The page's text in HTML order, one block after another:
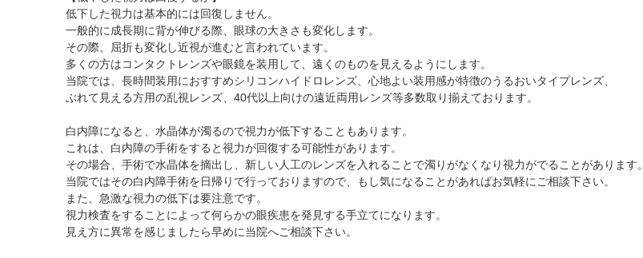
院内の様子・設備
院内の様子
検査･治療･手術機器
当院へお越しになる方へのお願い
診察の流れ
アレルギー性結膜炎
コンタクトレンズ診療
ぶどう膜炎専門治療ページ
網膜・硝子体専門治療を予約
白内障専門治療を予約
白内障手術公開講座を予約
黄斑専門治療を予約
乱視用コンタクト
サークルレンズ
低下した視力は基本的には回復しません。
一般的に成長期に背が伸びる際、眼球の大きさも変化します。
その際、屈折も変化し近視が進むと言われています。
多くの方はコンタクトレンズや眼鏡を装用して、遠くのものを見えるようにします。
当院では、長時間装用におすすめシリコンハイドロレンズ、心地よい装用感が特徴のうるおいタイプレンズ、
ぶれて見える方用の乱視レンズ、40代以上向けの遠近両用レンズ等多数取り揃えております。
白内障になると、水晶体が濁るので視力が低下することもあります。
これは、白内障の手術をすると視力が回復する可能性があります。
その場合、手術で水晶体を摘出し、新しい人工のレンズを入れることで濁りがなくなり視力がでることがあります。
当院ではその白内障手術を日帰りで行っておりますので、もし気になることがあればお気軽にご相談下さい。
また、急激な視力の低下は要注意です。
視力検査をすることによって何らかの眼疾患を発見する手立てになります。
見え方に異常を感じましたら早めに当院へご相談下さい。